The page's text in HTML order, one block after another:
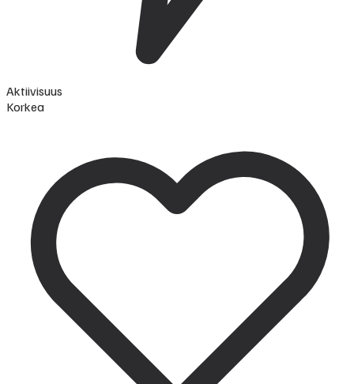
Aktiivisuus
Korkea